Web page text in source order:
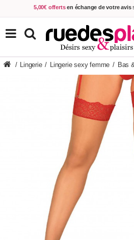
5,00€ offerts en échange de votre avis
Achetez aujourd'hui. Décidez
Livraison en 48h
au prix de 2,90 € !
TOUS NOS
/ Lingerie / Lingerie sexy femme / Bas